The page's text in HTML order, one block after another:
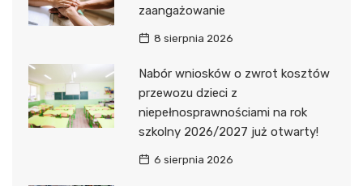
zaangażowanie
8 sierpnia 2026
Nabór wniosków o zwrot kosztów
przewozu dzieci z
niepełnosprawnościami na rok
szkolny 2026/2027 już otwarty!
6 sierpnia 2026